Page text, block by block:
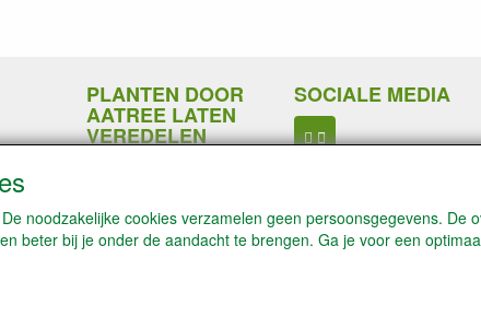
&
PLANTEN DOOR
AATREE LATEN
VEREDELEN
SOCIALE MEDIA
noodzakelijke cookies verzamelen geen persoonsgegevens. De
beter bij je onder de aandacht te brengen. Ga je voor een